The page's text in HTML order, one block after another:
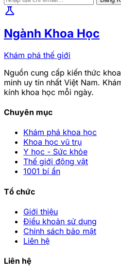
science
Ngành Khoa Học
Khám phá thế giới
Nguồn cung cấp kiến thức
minh uy tín nhất Việt Nam.
kính khoa học mỗi ngày.
Chuyên mục
Khám phá khoa học
Khoa học vũ trụ
Y học - Sức khỏe
Thế giới động vật
1001 bí ẩn
Tổ chức
Giới thiệu
Điều khoản sử dụng
Chính sách bảo mật
Liên hệ
Liên hệ